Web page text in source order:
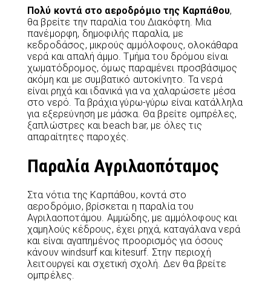
Πολύ κοντά στο αεροδρόμιο της Καρπάθου,
θα βρείτε την παραλία του Διακόφτη. Μια
πανέμορφη, δημοφιλής παραλία, με
κεδροδάσος, μικρούς αμμόλοφους, ολοκάθαρα
νερά και απαλή άμμο. Τμήμα του δρόμου είναι
χωματόδρομος, όμως παραμένει προσβάσιμος
ακόμη και με συμβατικό αυτοκίνητο. Τα νερά
είναι ρηχά και ιδανικά για να χαλαρώσετε μέσα
στο νερό. Τα βράχια γύρω-γύρω είναι κατάλληλα
για εξερεύνηση με μάσκα. Θα βρείτε ομπρέλες,
ξαπλώστρες και beach bar, με όλες τις
απαραίτητες παροχές.
​Παραλία Αγριλαοπόταμος
Στα νότια της Καρπάθου, κοντά στο
αεροδρόμιο, βρίσκεται η παραλία του
Αγριλαοποτάμου. Αμμώδης, με αμμόλοφους και
χαμηλούς κέδρους, έχει ρηχά, καταγάλανα νερά
και είναι αγαπημένος προορισμός για όσους
κάνουν windsurf και kitesurf. Στην περιοχή
λειτουργεί και σχετική σχολή. Δεν θα βρείτε
ομπρέλες.